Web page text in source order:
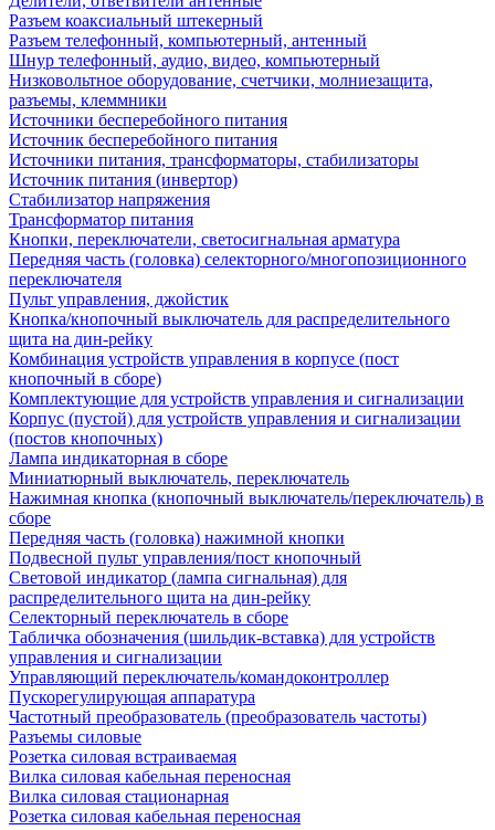
Разъем коаксиальный штекерный
Разъем телефонный, компьютерный, антенный
Шнур телефонный, аудио, видео, компьютерный
Низковольтное оборудование, счетчики, молниезащита,
разъемы, клеммники
Источники бесперебойного питания
Источник бесперебойного питания
Источники питания, трансформаторы, стабилизаторы
Источник питания (инвертор)
Стабилизатор напряжения
Трансформатор питания
Кнопки, переключатели, светосигнальная арматура
Передняя часть (головка) селекторного/многопозиционного
переключателя
Пульт управления, джойстик
Кнопка/кнопочный выключатель для распределительного
щита на дин-рейку
Комбинация устройств управления в корпусе (пост
кнопочный в сборе)
Комплектующие для устройств управления и сигнализации
Корпус (пустой) для устройств управления и сигнализации
(постов кнопочных)
Лампа индикаторная в сборе
Миниатюрный выключатель, переключатель
Нажимная кнопка (кнопочный выключатель/переключатель) в
сборе
Передняя часть (головка) нажимной кнопки
Подвесной пульт управления/пост кнопочный
Световой индикатор (лампа сигнальная) для
распределительного щита на дин-рейку
Селекторный переключатель в сборе
Табличка обозначения (шильдик-вставка) для устройств
управления и сигнализации
Управляющий переключатель/командоконтроллер
Пускорегулирующая аппаратура
Частотный преобразователь (преобразователь частоты)
Разъемы силовые
Розетка силовая встраиваемая
Вилка силовая кабельная переносная
Вилка силовая стационарная
Розетка силовая кабельная переносная